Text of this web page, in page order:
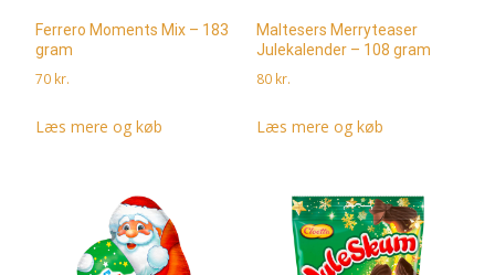
Ferrero Moments Mix – 183
gram
70 kr.
Læs mere og køb
Maltesers Merryteaser
Julekalender – 108 gram
80 kr.
Læs mere og køb